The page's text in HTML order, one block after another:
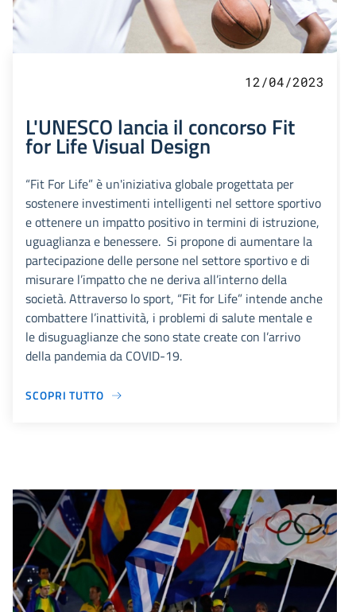
12/04/2023
L'UNESCO lancia il concorso Fit
for Life Visual Design
“Fit For Life” è un'iniziativa globale progettata per
sostenere investimenti intelligenti nel settore sportivo
e ottenere un impatto positivo in termini di istruzione,
uguaglianza e benessere. Si propone di aumentare la
partecipazione delle persone nel settore sportivo e di
misurare l’impatto che ne deriva all’interno della
società. Attraverso lo sport, “Fit for Life” intende anche
combattere l’inattività, i problemi di salute mentale e
le disuguaglianze che sono state create con l’arrivo
della pandemia da COVID-19.
SCOPRI TUTTO